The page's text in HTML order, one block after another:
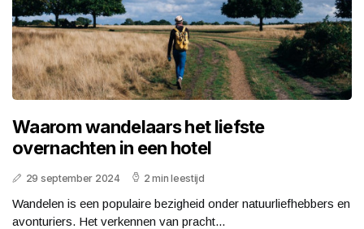
Waarom wandelaars het liefste
overnachten in een hotel
29 september 2024 2 min leestijd
Wandelen is een populaire bezigheid onder natuurliefhebbers en
avonturiers. Het verkennen van pracht...